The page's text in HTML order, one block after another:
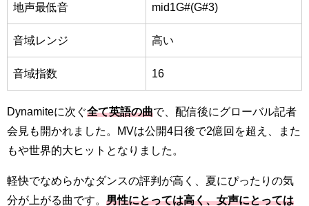
地声最低音 mid1G#(G#3)
音域レンジ 高い
音域指数 16
Dynamiteに次ぐ全て英語の曲で、配信後にグローバル記者
会見も開かれました。MVは公開4日後で2億回を超え、また
もや世界的大ヒットとなりました。
軽快でなめらかなダンスの評判が高く、夏にぴったりの気
分が上がる曲です。 男性にとっては高く、女声にとっては